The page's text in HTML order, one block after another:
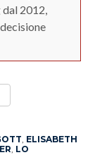
dal 2012,
, ELISABETH
, LO